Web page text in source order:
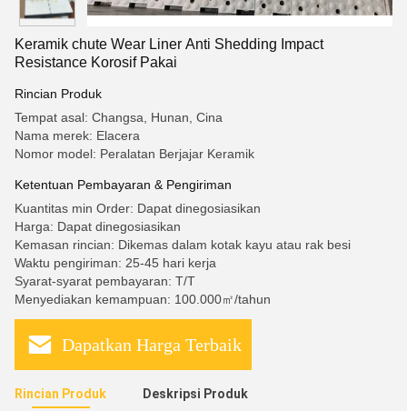
Keramik chute Wear Liner Anti Shedding Impact
Resistance Korosif Pakai
Rincian Produk
Tempat asal: Changsa, Hunan, Cina
Nama merek: Elacera
Nomor model: Peralatan Berjajar Keramik
Ketentuan Pembayaran & Pengiriman
Kuantitas min Order: Dapat dinegosiasikan
Harga: Dapat dinegosiasikan
Kemasan rincian: Dikemas dalam kotak kayu atau rak besi
Waktu pengiriman: 25-45 hari kerja
Syarat-syarat pembayaran: T/T
Menyediakan kemampuan: 100.000㎡/tahun
Dapatkan Harga Terbaik
Rincian Produk Deskripsi Produk